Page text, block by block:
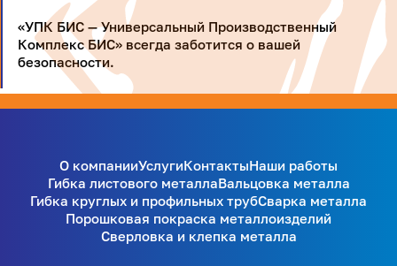
«УПК БИС — Универсальный Производственный
Комплекс БИС» всегда заботится о вашей
безопасности.
О компанииУслугиКонтактыНаши работы
Гибка листового металлаВальцовка металла
Гибка круглых и профильных трубСварка металла
Порошковая покраска металлоизделий
Сверловка и клепка металла